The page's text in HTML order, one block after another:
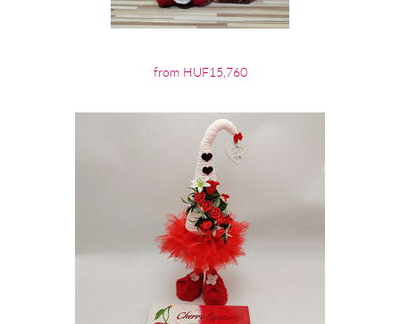
from HUF15,760